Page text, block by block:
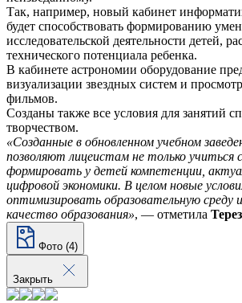
Так, например, новый кабинет
будет способствовать формированию
исследовательской деятельности детей,
технического потенциала ребенка.
В кабинете астрономии оборудование
визуализации звездных систем и
фильмов.
Созданы также все условия для занятий
творчеством.
«Созданные в обновленном учебном
позволяют лицеистам не только учиться
формировать у детей компетенции,
цифровой экономики. В целом новые
оптимизировать образовательную среду
качество образования», — отметила
Фото (4)
Закрыть